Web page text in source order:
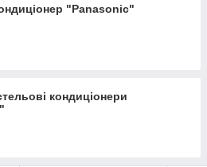
"Panasonic"
кондиціонери